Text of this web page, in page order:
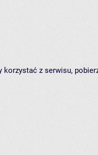
korzystać z serwisu,